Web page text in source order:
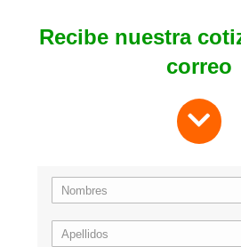
con
mango
Recibe nuestra
correo